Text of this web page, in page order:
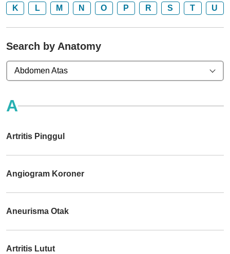
K
L M N O P R S T U
Search by Anatomy
Abdomen Atas
A
Artritis Pinggul
Angiogram Koroner
Aneurisma Otak
Artritis Lutut